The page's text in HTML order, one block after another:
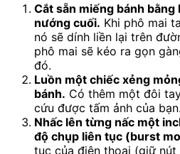
Cắt sẵn miếng bánh
nướng cuối. Khi phô mai
nó sẽ dính liền lại trên
phô mai sẽ kéo ra gọn
đó.
Luồn một chiếc xẻng
bánh. Có thêm một đôi
cứu được tấm ảnh của bạn.
Nhấc lên từng nấc một
độ chụp liên tục (burst
tục của điện thoại (giữ nút